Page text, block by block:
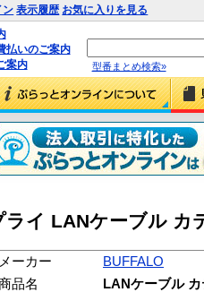
ン 表示履歴 お気に入りを見る
払いのご案内
案内
型番まとめ検索»
イ LANケーブル カ
メーカー
BUFFALO
品名
LANケーブル